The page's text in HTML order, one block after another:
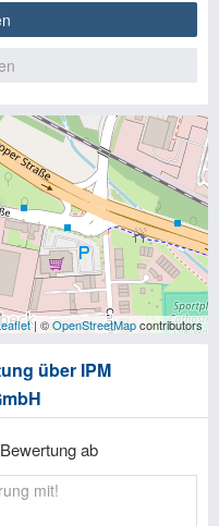
| ©OpenStreetMapcontributors
über IPM
ab